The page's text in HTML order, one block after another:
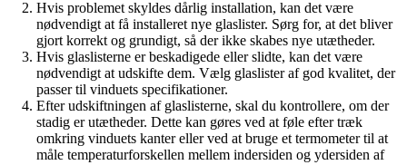
Hvis problemet skyldes dårlig installation, kan det være
nødvendigt at få installeret nye glaslister. Sørg for, at det bliver
gjort korrekt og grundigt, så der ikke skabes nye utætheder.
Hvis glaslisterne er beskadigede eller slidte, kan det være
nødvendigt at udskifte dem. Vælg glaslister af god kvalitet, der
passer til vinduets specifikationer.
Efter udskiftningen af glaslisterne, skal du kontrollere, om der
stadig er utætheder. Dette kan gøres ved at føle efter træk
omkring vinduets kanter eller ved at bruge et termometer til at
måle temperaturforskellen mellem indersiden og ydersiden af ​​